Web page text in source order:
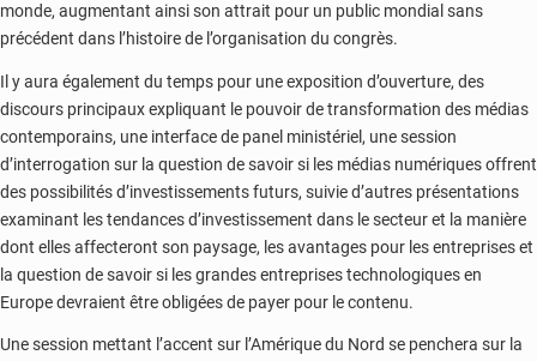
monde, augmentant ainsi son attrait pour un public mondial sans
précédent dans l’histoire de l’organisation du congrès.
Il y aura également du temps pour une exposition d’ouverture, des
discours principaux expliquant le pouvoir de transformation des médias
contemporains, une interface de panel ministériel, une session
d’interrogation sur la question de savoir si les médias numériques offrent
des possibilités d’investissements futurs, suivie d’autres présentations
examinant les tendances d’investissement dans le secteur et la manière
dont elles affecteront son paysage, les avantages pour les entreprises et
la question de savoir si les grandes entreprises technologiques en
Europe devraient être obligées de payer pour le contenu.
Une session mettant l’accent sur l’Amérique du Nord se penchera sur la